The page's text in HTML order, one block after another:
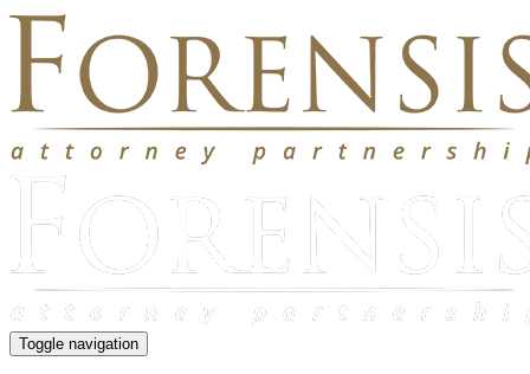
Toggle navigation